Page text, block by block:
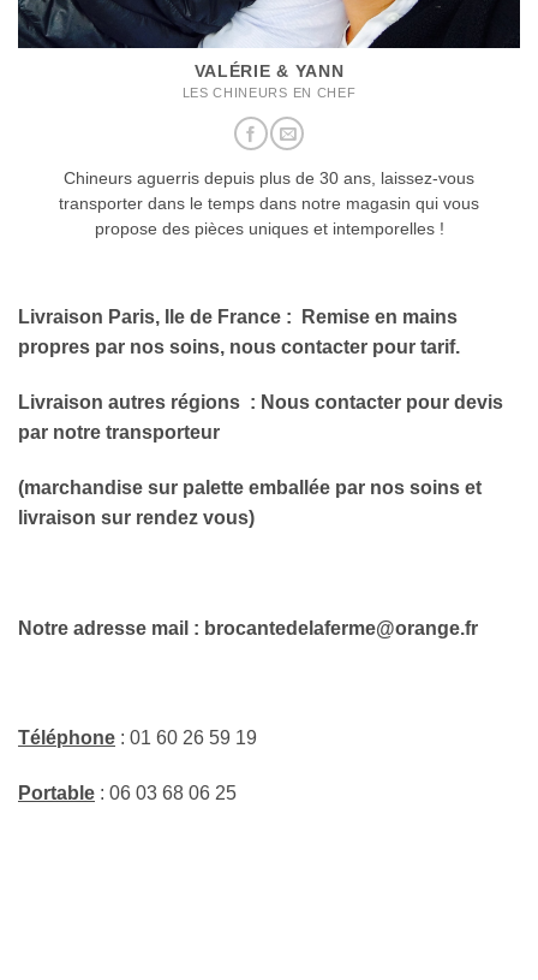
VALÉRIE & YANN
LES CHINEURS EN CHEF
Chineurs aguerris depuis plus de 30 ans, laissez-vous
transporter dans le temps dans notre magasin qui vous
propose des pièces uniques et intemporelles !
Livraison Paris, Ile de France : Remise en mains
propres par nos soins, nous contacter pour tarif.
Livraison autres régions : Nous contacter pour devis
par notre transporteur
(marchandise sur palette emballée par nos soins et
livraison sur rendez vous)
Notre adresse mail : brocantedelaferme@orange.fr
Téléphone : 01 60 26 59 19
Portable : 06 03 68 06 25